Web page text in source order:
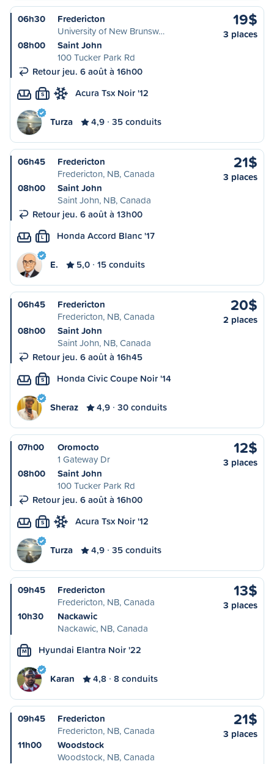
06h30
Fredericton
University of New Brunsw…
08h00
Saint John
100 Tucker Park Rd
Retour jeu. 6 août à 16h00
19$
3 places
S Acura Tsx Noir '12
Turza 4,9 35 conduits
06h45
Fredericton
Fredericton, NB, Canada
08h00
Saint John
Saint John, NB, Canada
Retour jeu. 6 août à 13h00
21$
3 places
L Honda Accord Blanc '17
E. 5,0 15 conduits
06h45
Fredericton
Fredericton, NB, Canada
08h00
Saint John
Saint John, NB, Canada
Retour jeu. 6 août à 16h45
20$
2 places
S Honda Civic Coupe Noir '14
Sheraz 4,9 30 conduits
07h00
Oromocto
1 Gateway Dr
08h00
Saint John
100 Tucker Park Rd
Retour jeu. 6 août à 16h00
12$
3 places
S Acura Tsx Noir '12
Turza 4,9 35 conduits
09h45
Fredericton
Fredericton, NB, Canada
10h30
Nackawic
Nackawic, NB, Canada
13$
3 places
M Hyundai Elantra Noir '22
Karan 4,8 8 conduits
09h45
Fredericton
Fredericton, NB, Canada
11h00
Woodstock
Woodstock, NB, Canada
21$
3 places